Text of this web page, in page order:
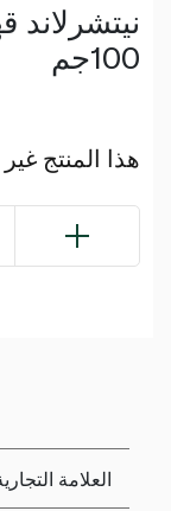
نيتشرلاند
100جم
هذا المنتج
العلامة